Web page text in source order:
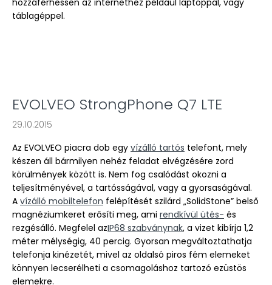
táblagéppel.
EVOLVEO StrongPhone Q7 LTE
29.10.2015
Az EVOLVEO piacra dob egy vízálló tartós telefont, mely
készen áll bármilyen nehéz feladat elvégzésére zord
körülmények között is. Nem fog csalódást okozni a
teljesítményével, a tartósságával, vagy a gyorsaságával.
A vízálló mobiltelefon felépítését szilárd „SolidStone” belső
magnéziumkeret erősíti meg, ami rendkívül ütés- és
rezgésálló. Megfelel azIP68 szabványnak, a vizet kibírja 1,2
méter mélységig, 40 percig. Gyorsan megváltoztathatja
telefonja kinézetét, mivel az oldalsó piros fém elemeket
könnyen lecserélheti a csomagoláshoz tartozó ezüstös
elemekre.